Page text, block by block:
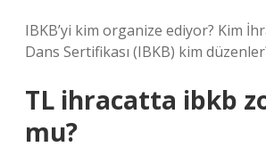
IBKB’yi kim organize ediyor? Kim
Dans Sertifikası (IBKB) kim
TL ihracatta ibkb
mu?